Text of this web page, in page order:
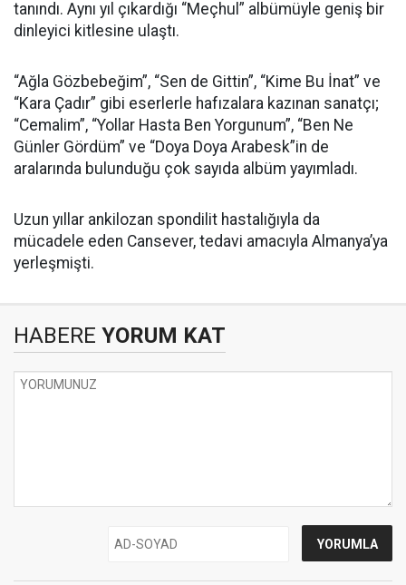
tanındı. Aynı yıl çıkardığı “Meçhul” albümüyle geniş bir
dinleyici kitlesine ulaştı.
“Ağla Gözbebeğim”, “Sen de Gittin”, “Kime Bu İnat” ve
“Kara Çadır” gibi eserlerle hafızalara kazınan sanatçı;
“Cemalim”, “Yollar Hasta Ben Yorgunum”, “Ben Ne
Günler Gördüm” ve “Doya Doya Arabesk”in de
aralarında bulunduğu çok sayıda albüm yayımladı.
Uzun yıllar ankilozan spondilit hastalığıyla da
mücadele eden Cansever, tedavi amacıyla Almanya’ya
yerleşmişti.
HABERE YORUM KAT